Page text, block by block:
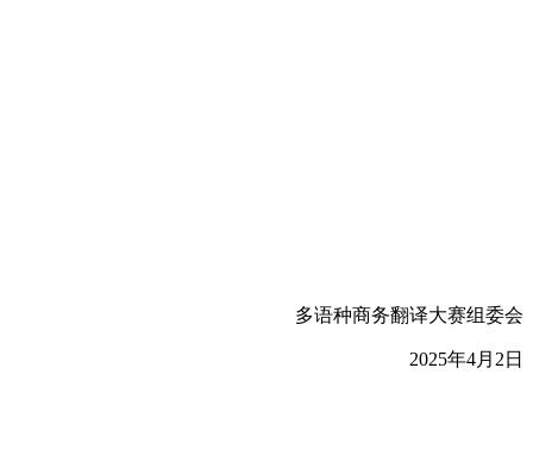
多语种商务翻译大赛组委会
2025年4月2日